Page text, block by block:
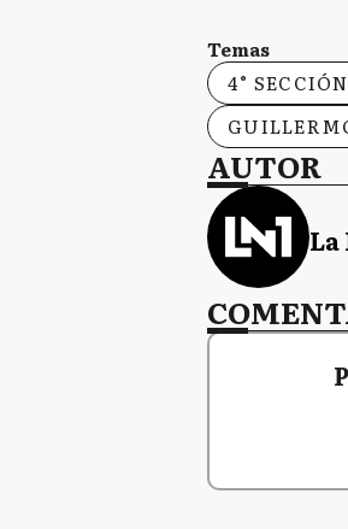
Temas
4° SECCIÓN
AUTOR
La